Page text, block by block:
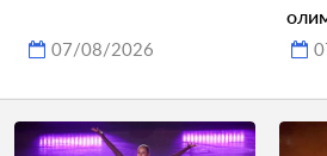
07/08/2026